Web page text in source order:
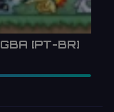
[PT-BR]